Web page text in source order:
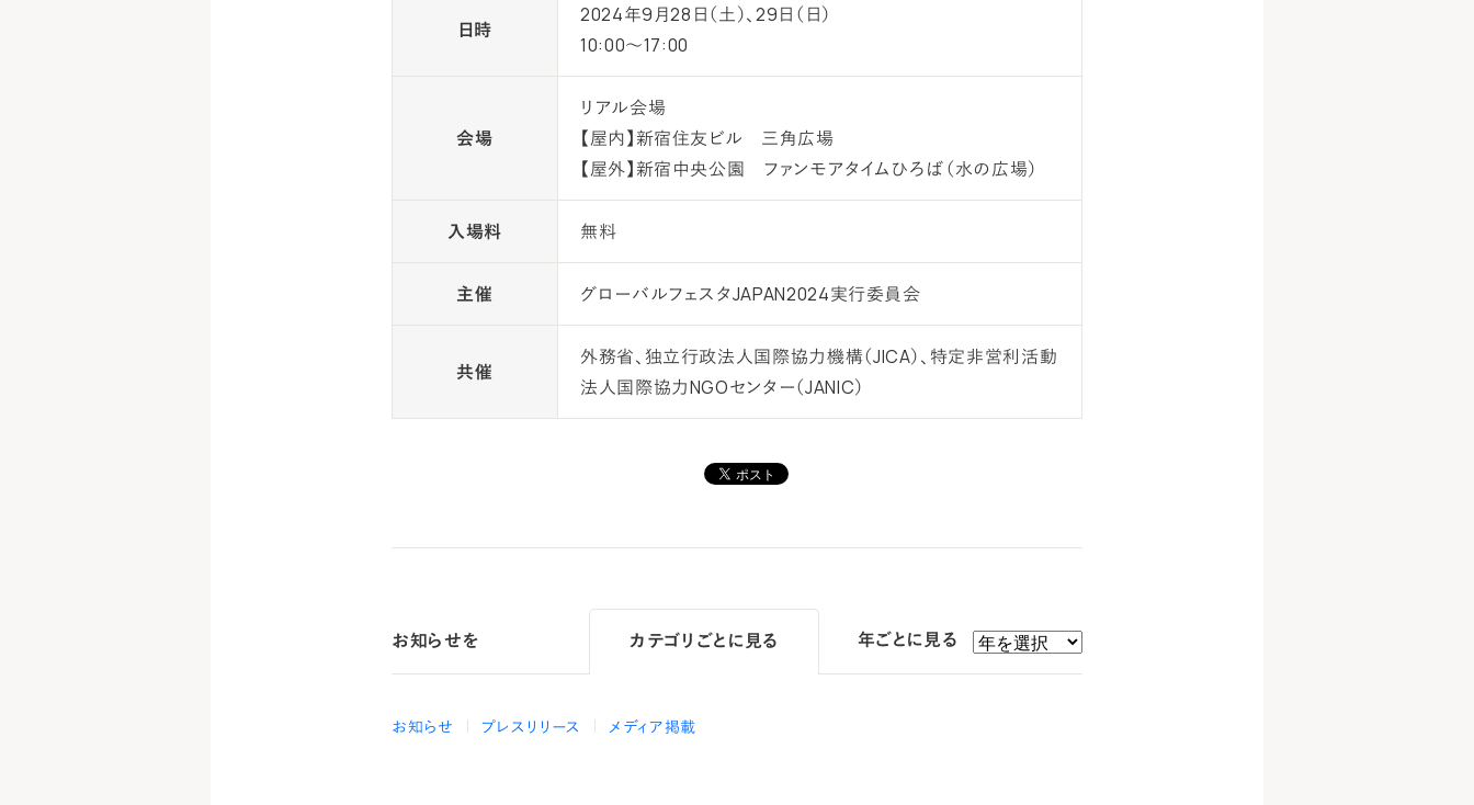
日時
2024年9月28日（土）、29日（日）
10:00～17:00
会場
リアル会場
【屋内】新宿住友ビル 三角広場
【屋外】新宿中央公園 ファンモアタイムひろば（水の広場）
入場料 無料
主催 グローバルフェスタJAPAN2024実行委員会
共催
外務省、独立行政法人国際協力機構（JICA）、特定非営利活動
法人国際協力NGOセンター（JANIC）
お知らせを カテゴリ ごとに見る
お知らせ プレスリリース メディア掲載
年ごとに見る